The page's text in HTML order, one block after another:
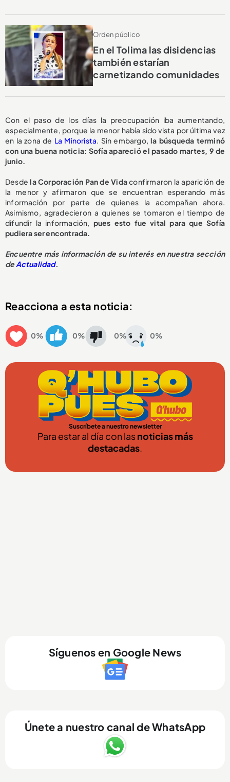
Orden público
En el Tolima las disidencias
también estarían
carnetizando comunidades
Con el paso de los días la preocupación iba aumentando,
especialmente, porque la menor había sido vista por última vez
en la zona de La Minorista. Sin embargo,la búsqueda terminó
con una buena noticia: Sofía apareció el pasado martes, 9 de
junio.
Desde la Corporación Pan de Vidaconfirmaron la aparición de
la menor y afirmaron que se encuentran esperando más
información por parte de quienes la acompañan ahora.
Asimismo, agradecieron a quienes se tomaron el tiempo de
difundir la información, pues esto fue vital para que Sofía
pudiera ser encontrada.
Encuentre más información de su interés en nuestra sección
deActualidad.
Reacciona a esta noticia:
0% 0% 0% 0%
Suscríbete a nuestro newsletter
Para estar al día con lasnoticias más
destacadas.
Síguenos en Google News
Únete a nuestro canal de WhatsApp